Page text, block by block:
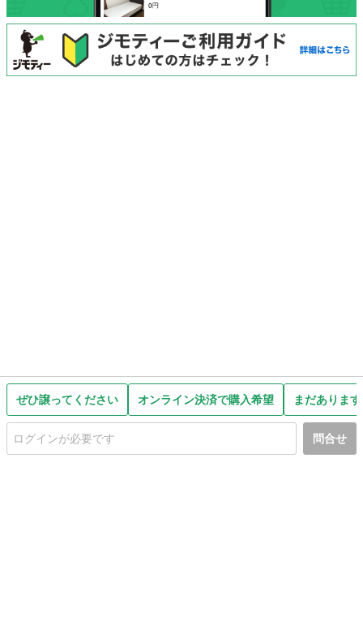
ぜひ譲ってください オンライン決済で購入希望 まだありま
問合せ